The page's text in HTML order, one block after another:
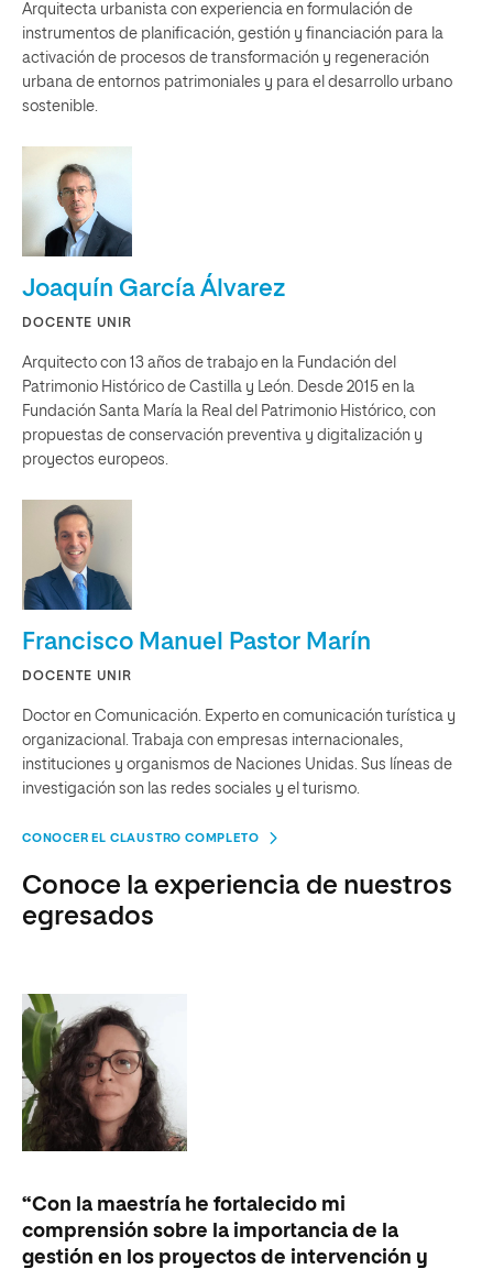
Arquitecta urbanista con experiencia en formulación de
instrumentos de planificación, gestión y financiación para la
activación de procesos de transformación y regeneración
urbana de entornos patrimoniales y para el desarrollo urbano
sostenible.
Joaquín García Álvarez
DOCENTE UNIR
Arquitecto con 13 años de trabajo en la Fundación del
Patrimonio Histórico de Castilla y León. Desde 2015 en la
Fundación Santa María la Real del Patrimonio Histórico, con
propuestas de conservación preventiva y digitalización y
proyectos europeos.
Francisco Manuel Pastor Marín
DOCENTE UNIR
Doctor en Comunicación. Experto en comunicación turística y
organizacional. Trabaja con empresas internacionales,
instituciones y organismos de Naciones Unidas. Sus líneas de
investigación son las redes sociales y el turismo.
CONOCER EL CLAUSTRO COMPLETO
Conoce la experiencia de nuestros
egresados
“Con la maestría he fortalecido mi
comprensión sobre la importancia de la
gestión en los proyectos de intervención y